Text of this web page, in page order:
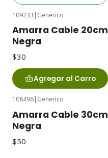
109233 | Generico
Amarra Cable 20cm
Negra
$30
Agregar al Carro
108496| Generico
Amarra Cable 30cm
Negra
$50